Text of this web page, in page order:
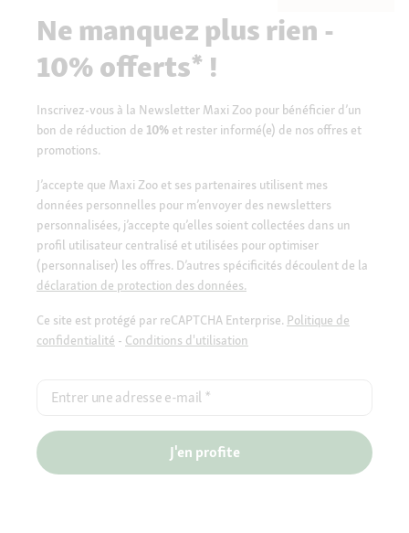
Ne manquez plus rien -
10% offerts* !
Inscrivez-vous à la Newsletter Maxi Zoo pour bénéficier d’un
bon de réduction de 10% et rester informé(e) de nos offres et
promotions.
J’accepte que Maxi Zoo et ses partenaires utilisent mes
données personnelles pour m’envoyer des newsletters
personnalisées, j’accepte qu’elles soient collectées dans un
profil utilisateur centralisé et utilisées pour optimiser
(personnaliser) les offres. D’autres spécificités découlent de la
déclaration de protection des données.
Ce site est protégé par reCAPTCHA Enterprise. Politique de
confidentialité - Conditions d'utilisation
Entrer une adresse e-mail *
J'en profite